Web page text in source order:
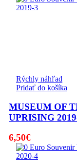
Rýchly náhľad
Pridať do košíka
MUSEUM OF
UPRISING
6,50€